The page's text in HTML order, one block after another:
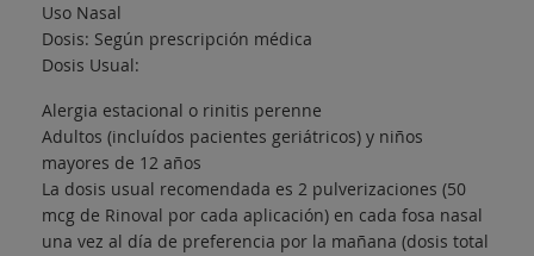
Uso Nasal
Dosis: Según prescripción médica
Dosis Usual:
Alergia estacional o rinitis perenne
Adultos (incluídos pacientes geriátricos) y niños
mayores de 12 años
La dosis usual recomendada es 2 pulverizaciones (50
mcg de Rinoval por cada aplicación) en cada fosa nasal
una vez al día de preferencia por la mañana (dosis total